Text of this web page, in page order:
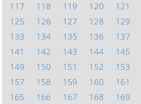
117
118 119 120 121
125
126 127 128 129
133
134 135 136 137
141
142 143 144 145
149
150 151 152 153
157
158 159 160 161
165
166 167 168 169